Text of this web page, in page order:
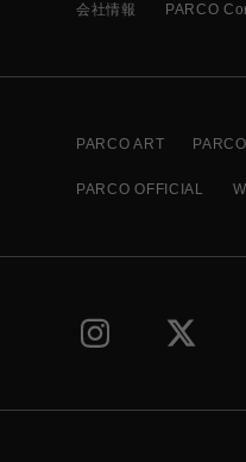
会社情報 PARCO
PARCO ART
PARCO OFFICIAL